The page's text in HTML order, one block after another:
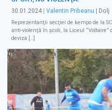
30.01.2024 | Valentin Pribeanu | Dolj
Reprezentanţii secţiei de kempo de la
anti-violenţă în şcoli, la Liceul
deviza […]